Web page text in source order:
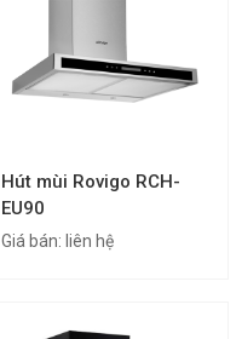
Hút mùi Rovigo RCH-
EU90
Giá bán: liên hệ